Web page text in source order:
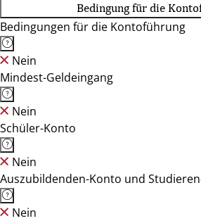
Bedingung für die
Bedingungen für die Kontoführung
Nein
Mindest-Geldeingang
Nein
Schüler-Konto
Nein
Auszubildenden-Konto und
Nein